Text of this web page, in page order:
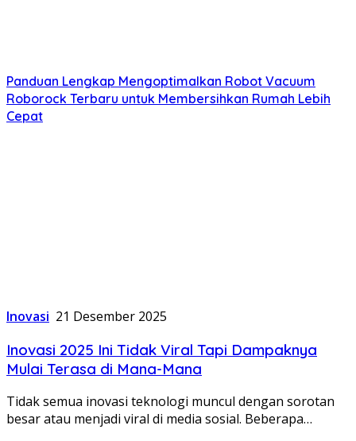
Panduan Lengkap Mengoptimalkan Robot Vacuum
Roborock Terbaru untuk Membersihkan Rumah Lebih
Cepat
Inovasi 21 Desember 2025
Inovasi 2025 Ini Tidak Viral Tapi Dampaknya
Mulai Terasa di Mana-Mana
Tidak semua inovasi teknologi muncul dengan sorotan
besar atau menjadi viral di media sosial. Beberapa…